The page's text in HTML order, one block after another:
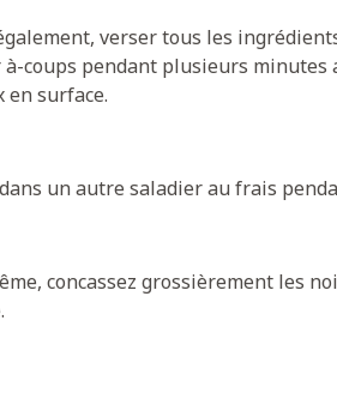
verser tous les
coups pendant plusieurs
en surface.
un autre saladier au frais
concassez grossièrement les